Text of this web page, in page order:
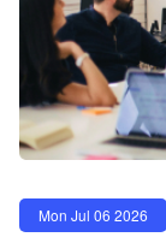
Mon Jul 06 2026